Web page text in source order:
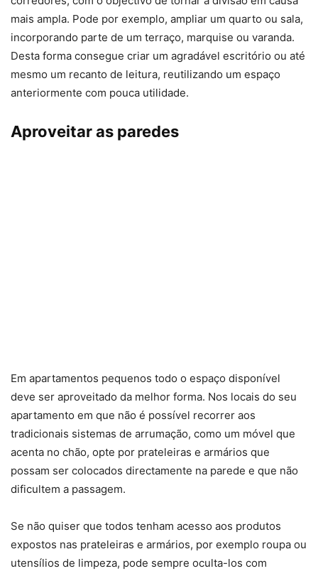
mais ampla. Pode por exemplo, ampliar um quarto ou sala,
incorporando parte de um terraço, marquise ou varanda.
Desta forma consegue criar um agradável escritório ou até
mesmo um recanto de leitura, reutilizando um espaço
anteriormente com pouca utilidade.
Aproveitar as paredes
Em apartamentos pequenos todo o espaço disponível
deve ser aproveitado da melhor forma. Nos locais do seu
apartamento em que não é possível recorrer aos
tradicionais sistemas de arrumação, como um móvel que
acenta no chão, opte por prateleiras e armários que
possam ser colocados directamente na parede e que não
dificultem a passagem.
Se não quiser que todos tenham acesso aos produtos
expostos nas prateleiras e armários, por exemplo roupa ou
utensílios de limpeza, pode sempre oculta-los com